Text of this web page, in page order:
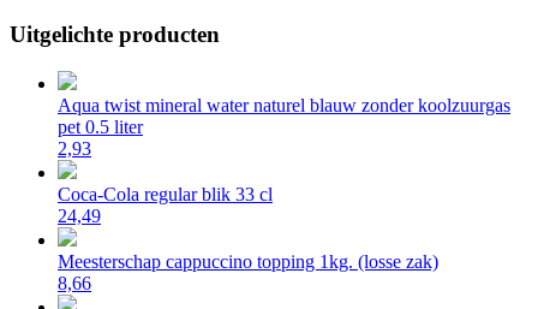
Uitgelichte producten
Aqua twist mineral water naturel blauw zonder koolzuurgas
pet 0.5 liter
2,93
Coca-Cola regular blik 33 cl
24,49
Meesterschap cappuccino topping 1kg. (losse zak)
8,66